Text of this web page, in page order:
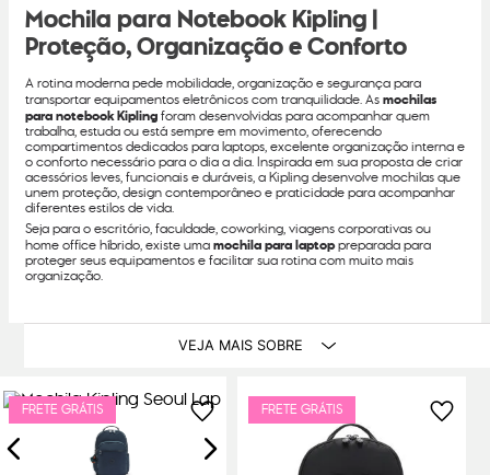
Mochila para Notebook Kipling |
Proteção, Organização e Conforto
A rotina moderna pede mobilidade, organização e segurança para
transportar equipamentos eletrônicos com tranquilidade. Asmochilas
para notebook Kiplingforam desenvolvidas para acompanhar quem
trabalha, estuda ou está sempre em movimento, oferecendo
compartimentos dedicados para laptops, excelente organização interna e
o conforto necessário para o dia a dia. Inspirada em sua proposta de criar
acessórios leves, funcionais e duráveis, a Kipling desenvolve mochilas que
unem proteção, design contemporâneo e praticidade para acompanhar
diferentes estilos de vida.
Seja para o escritório, faculdade, coworking, viagens corporativas ou
home office híbrido, existe umamochila para laptoppreparada para
proteger seus equipamentos e facilitar sua rotina com muito mais
organização.
VEJA MAIS SOBRE
FRETE GRÁTIS FRETE GRÁTIS